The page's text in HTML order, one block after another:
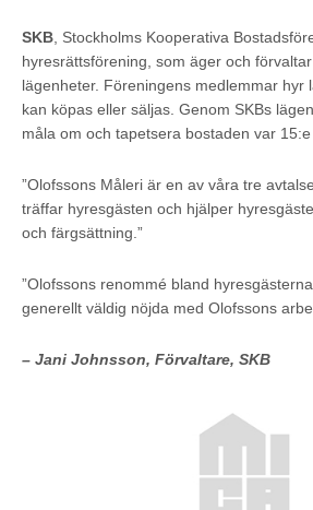
SKB , Stockholms Kooperativa
hyresrättsförening, som äger och
lägenheter. Föreningens medlemmar hyr
kan köpas eller säljas. Genom SKBs
måla om och tapetsera bostaden var 15:e
”Olofssons Måleri är en av våra tre
träffar hyresgästen och hjälper
och färgsättning.”
”Olofssons renommé bland
generellt väldig nöjda med Olofssons
– Jani Johnsson, Förvaltare, SKB